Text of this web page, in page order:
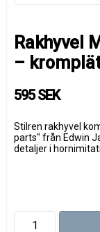
Rakhyvel
–
595 SEK
Stilren rakhyvel
parts" från Edwin
detaljer i